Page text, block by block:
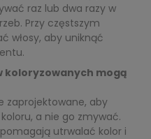
raz lub dwa razy w
Przy częstszym
włosy, aby uniknąć
koloryzowanych mogą
zaprojektowane, aby
a nie go zmywać.
utrwalać kolor i